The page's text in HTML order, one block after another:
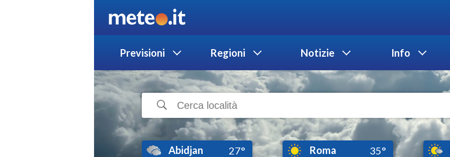
Previsioni Regioni Notizie Info
Abidjan 27° Roma 35°